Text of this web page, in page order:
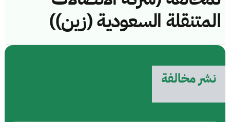
المتنقلة السعودية (زين))
نشر مخالفة